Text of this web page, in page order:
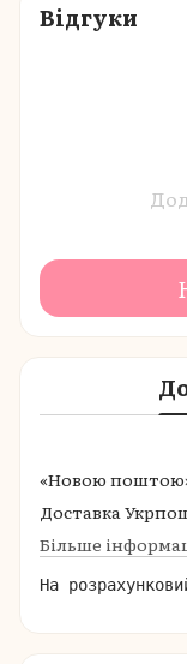
Відгуки
«Новою поштою»
Доставка
Більше
На